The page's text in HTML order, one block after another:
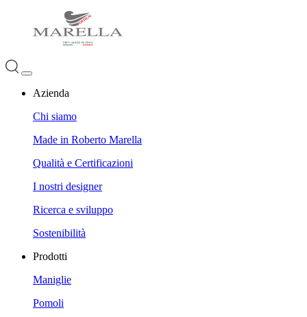
Azienda
Chi siamo
Made in Roberto Marella
Qualità e Certificazioni
I nostri designer
Ricerca e sviluppo
Sostenibilità
Prodotti
Maniglie
Pomoli